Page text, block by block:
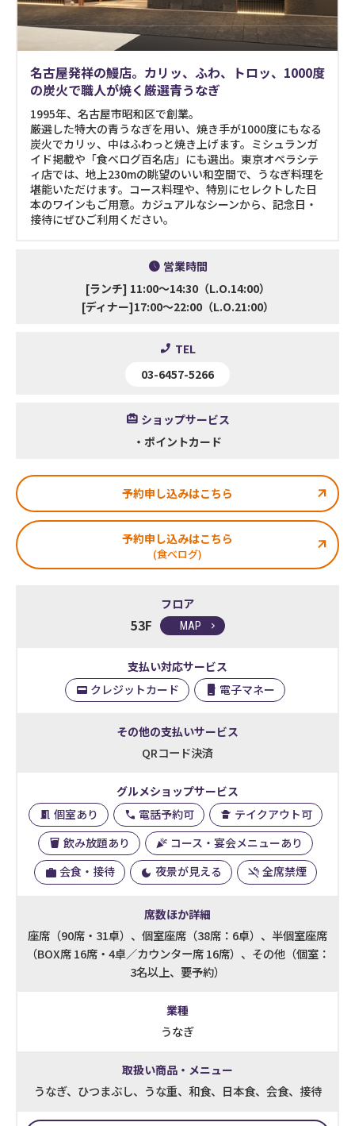
名古屋発祥の鰻店。カリッ、ふわ、トロッ、1000度
の炭火で職人が焼く厳選青うなぎ
1995年、名古屋市昭和区で創業。
厳選した特大の青うなぎを用い、焼き手が1000度にもなる
炭火でカリッ、中はふわっと焼き上げます。ミシュランガ
イド掲載や「食べログ百名店」にも選出。東京オペラシテ
ィ店では、地上230mの眺望のいい和空間で、うなぎ料理を
堪能いただけます。コース料理や、特別にセレクトした日
本のワインもご用意。カジュアルなシーンから、記念日・
接待にぜひご利用ください。
営業時間
[ランチ] 11:00～14:30（L.O.14:00）
[ディナー]17:00～22:00（L.O.21:00）
TEL
03-6457-5266
ショップサービス
・ポイントカード
予約申し込みはこちら
予約申し込みはこちら
フロア
53F MAP
支払い対応サービス
クレジットカード
電子マネー
その他の支払いサービス
QRコード決済
グルメショップサービス
個室あり
電話予約可
テイクアウト可
飲み放題あり
コース・宴会メニューあり
会食・接待
夜景が見える 全席禁煙
席数ほか詳細
座席（90席・31卓）、個室座席（38席：6卓）、半個室座席
（BOX席 16席・4卓／カウンター席 16席）、その他（個室：
3名以上、要予約）
業種
うなぎ
取扱い商品・メニュー
うなぎ、ひつまぶし、うな重、和食、日本食、会食、接待